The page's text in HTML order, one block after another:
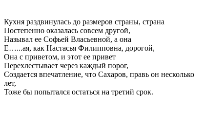
Кухня раздвинулась до размеров страны, страна
Постепенно оказалась совсем другой,
Называл ее Софьей Власьевной, а она
Е…...ая, как Настасья Филипповна, дорогой,
Она с приветом, и этот ее привет
Перехлестывает через каждый порог,
Создается впечатление, что Сахаров, правь он несколько
лет,
Тоже бы попытался остаться на третий срок.